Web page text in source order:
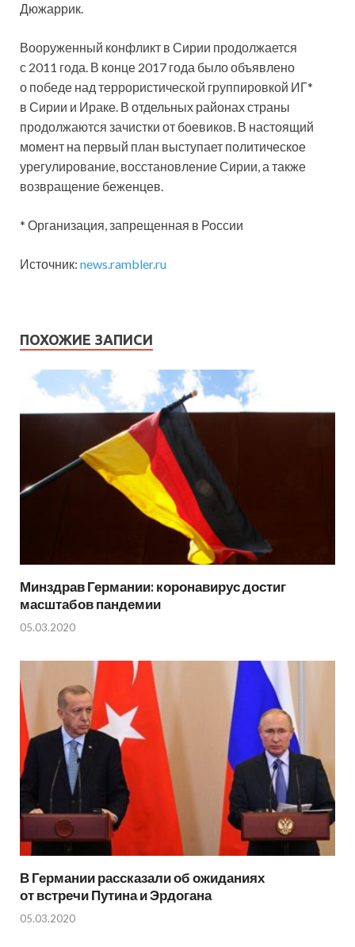
Дюжаррик.
Вооруженный конфликт в Сирии продолжается
с 2011 года. В конце 2017 года было объявлено
о победе над террористической группировкой ИГ*
в Сирии и Ираке. В отдельных районах страны
продолжаются зачистки от боевиков. В настоящий
момент на первый план выступает политическое
урегулирование, восстановление Сирии, а также
возвращение беженцев.
* Организация, запрещенная в России
Источник: news.rambler.ru
ПОХОЖИЕ ЗАПИСИ
Минздрав Германии: коронавирус достиг
масштабов пандемии
05.03.2020
В Германии рассказали об ожиданиях
от встречи Путина и Эрдогана
05.03.2020